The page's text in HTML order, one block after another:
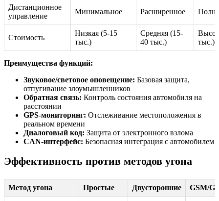
Дистанционное
управление
Минимальное Расширенное
Стоимость
Низкая (5-15
тыс.)
Средняя (15-
40 тыс.)
тыс.)
Преимущества функций:
Звуковое/световое оповещение: Базовая защита,
отпугивание злоумышленников
Обратная связь: Контроль состояния автомобиля на
расстоянии
GPS-мониторинг: Отслеживание местоположения в
реальном времени
Диалоговый код: Защита от электронного взлома
CAN-интерфейс: Безопасная интеграция с автомобилем
Эффективность против методов угона
Метод угона Простые Двусторонние GSM/